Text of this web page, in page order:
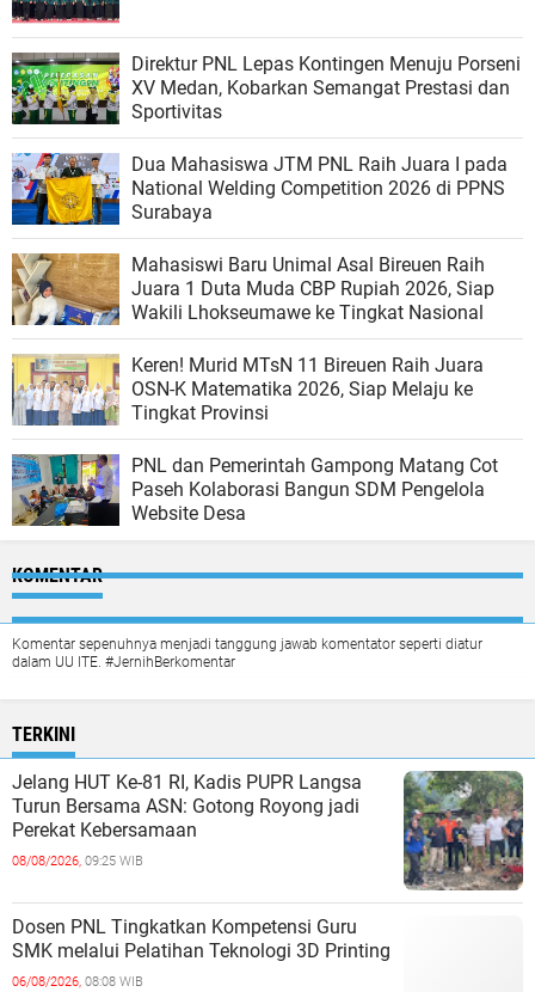
Direktur PNL Lepas Kontingen Menuju Porseni
XV Medan, Kobarkan Semangat Prestasi dan
Sportivitas
Dua Mahasiswa JTM PNL Raih Juara I pada
National Welding Competition 2026 di PPNS
Surabaya
Mahasiswi Baru Unimal Asal Bireuen Raih
Juara 1 Duta Muda CBP Rupiah 2026, Siap
Wakili Lhokseumawe ke Tingkat Nasional
Keren! Murid MTsN 11 Bireuen Raih Juara
OSN-K Matematika 2026, Siap Melaju ke
Tingkat Provinsi
PNL dan Pemerintah Gampong Matang Cot
Paseh Kolaborasi Bangun SDM Pengelola
Website Desa
KOMENTAR
Komentar sepenuhnya menjadi tanggung jawab komentator seperti diatur
dalam UU ITE. #JernihBerkomentar
TERKINI
Jelang HUT Ke-81 RI, Kadis PUPR Langsa
Turun Bersama ASN: Gotong Royong jadi
Perekat Kebersamaan
08/08/2026, 09:25 WIB
Dosen PNL Tingkatkan Kompetensi Guru
SMK melalui Pelatihan Teknologi 3D Printing
06/08/2026, 08:08 WIB